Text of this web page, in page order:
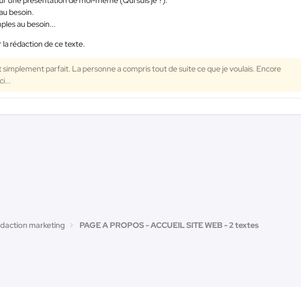
besoin.
au besoin...
rédaction de ce texte.
simplement parfait. La personne a compris tout de suite ce que je voulais. Encore
marketing PAGE A PROPOS - ACCUEIL SITE WEB - 2 textes